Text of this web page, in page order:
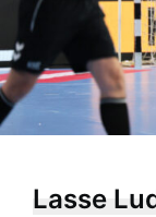
Lasse